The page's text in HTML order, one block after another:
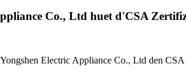
Co., Ltd huet d'CSA
Electric Appliance Co., Ltd den